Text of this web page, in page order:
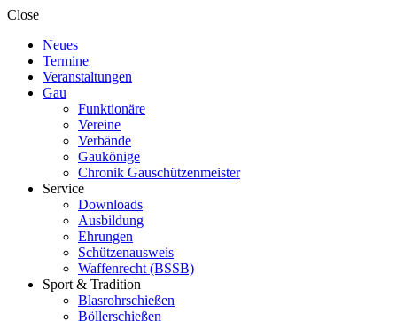
Close
Neues
Termine
Veranstaltungen
Gau
Funktionäre
Vereine
Verbände
Gaukönige
Chronik Gauschützenmeister
Service
Downloads
Ausbildung
Ehrungen
Schützenausweis
Waffenrecht (BSSB)
Sport & Tradition
Blasrohrschießen
Böllerschießen